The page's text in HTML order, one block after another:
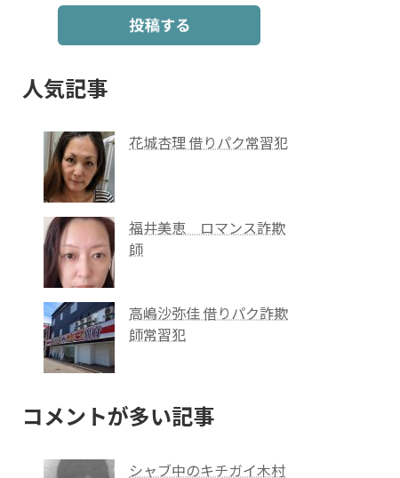
人気記事
花城杏理 借りパク常習犯
福井美恵 ロマンス詐欺
師
高嶋沙弥佳 借りパク詐欺
師常習犯
コメントが多い記事
シャブ中のキチガイ木村